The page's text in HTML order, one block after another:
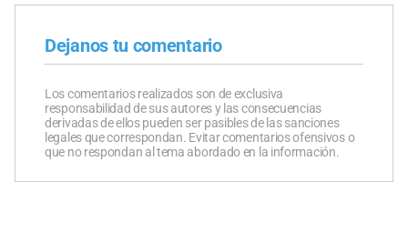
Dejanos tu comentario
Los comentarios realizados son de exclusiva
responsabilidad de sus autores y las consecuencias
derivadas de ellos pueden ser pasibles de las sanciones
legales que correspondan. Evitar comentarios ofensivos o
que no respondan al tema abordado en la información.